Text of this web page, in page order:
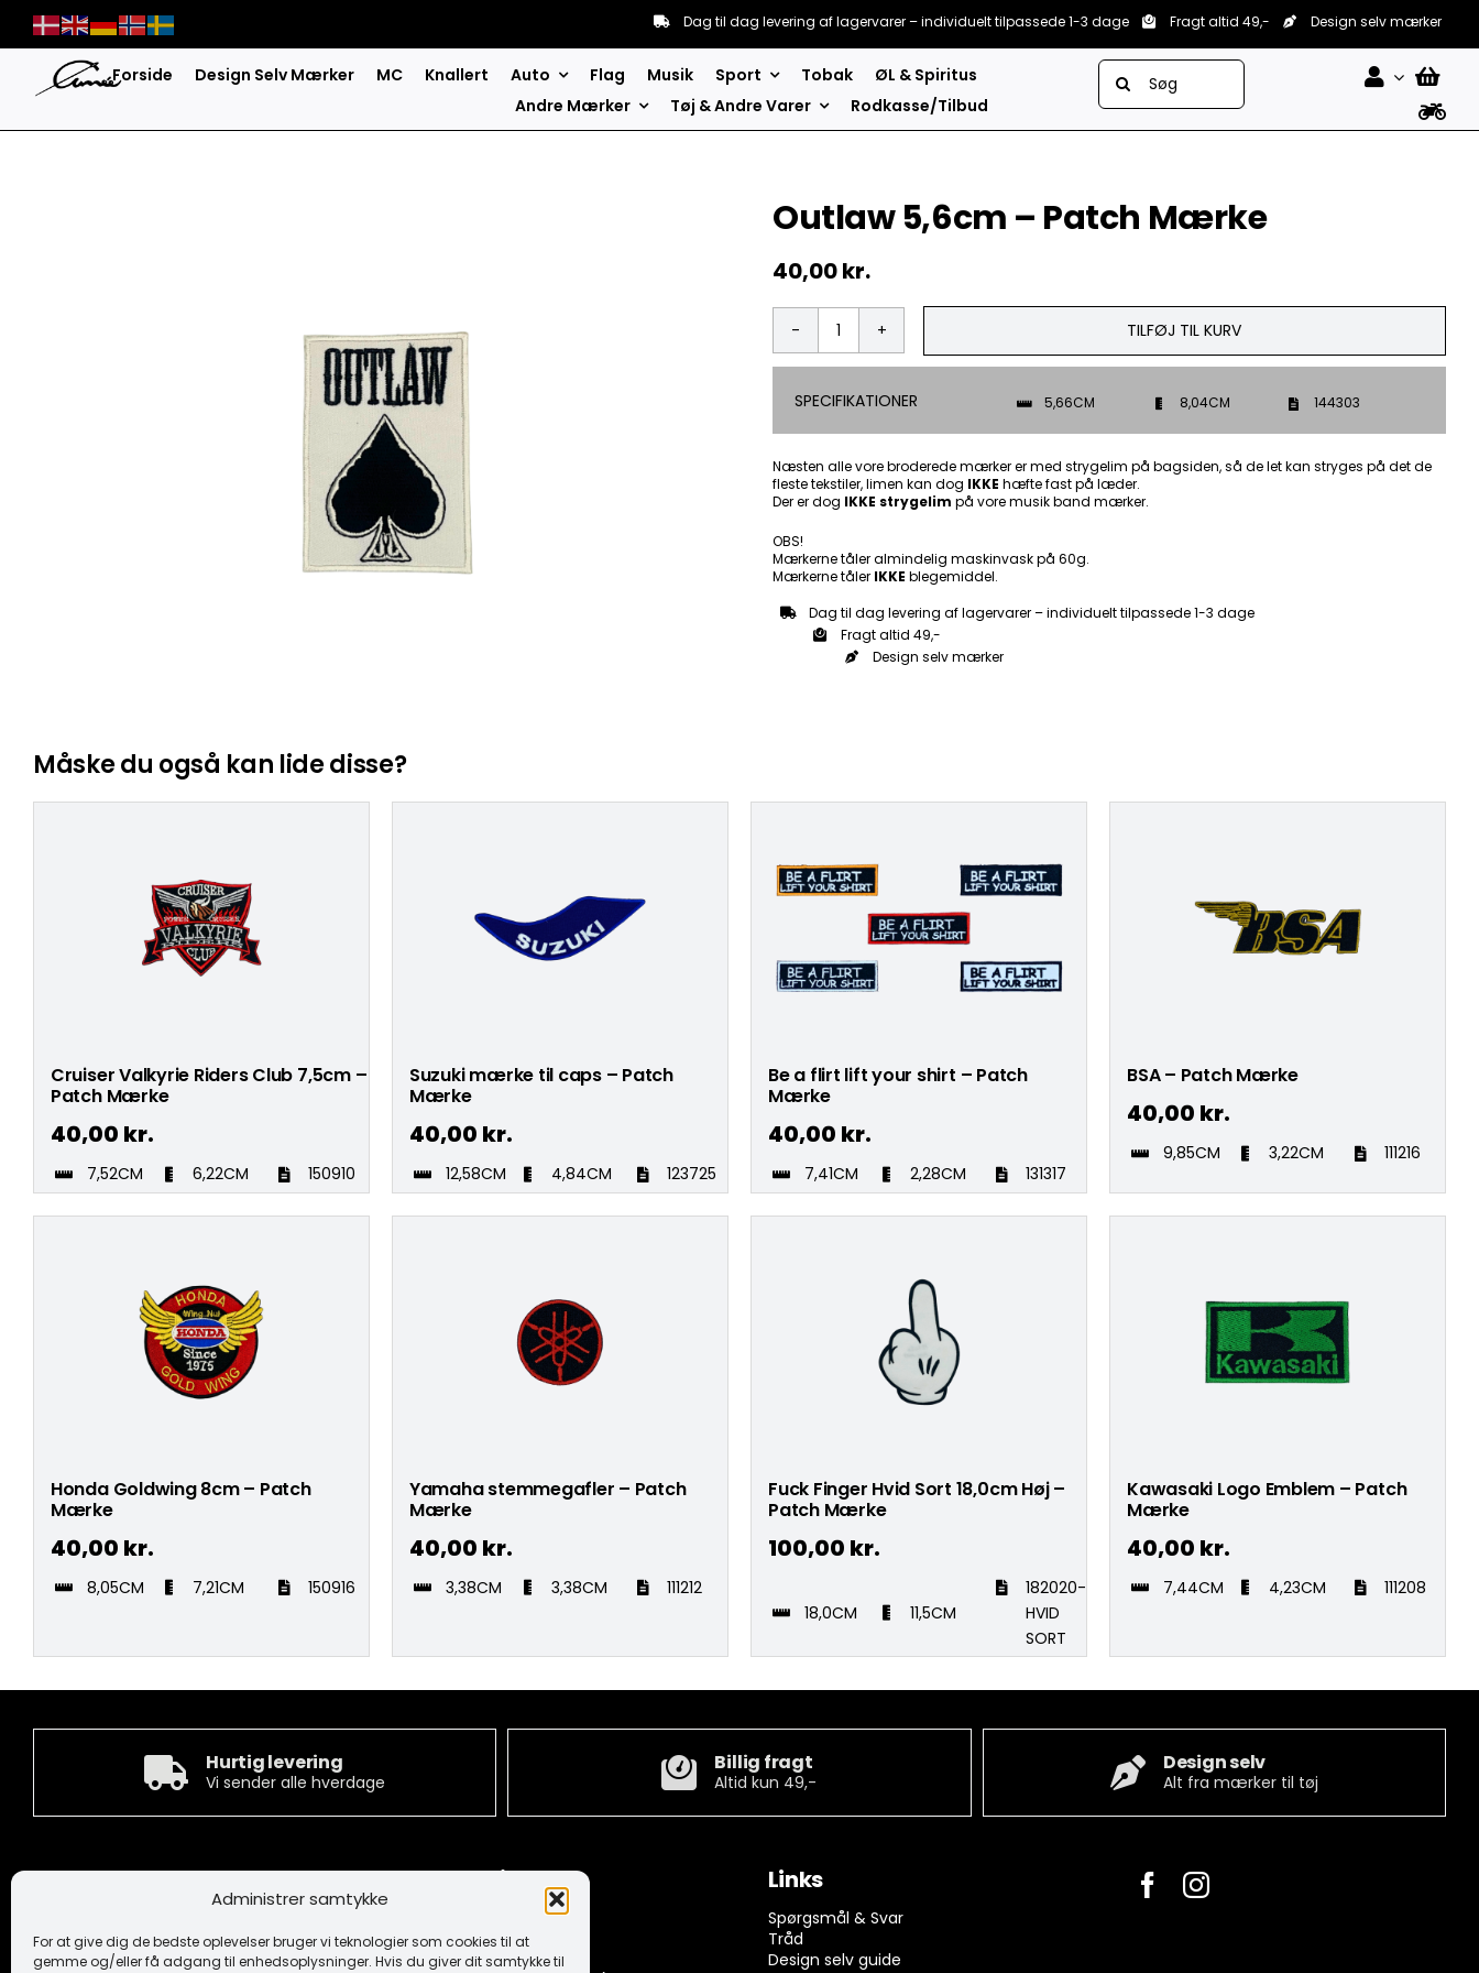
Administrer samtykke
For at give dig de bedste oplevelser bruger vi teknologier som cookies til at
gemme og/eller få adgang til enhedsoplysninger. Hvis du giver dit samtykke til
content
Dag til dag levering af lagervarer – individuelt tilpassede 1-3 dage Fragt altid 49,- Design selv mærker
Forside Design Selv Mærker MC Knallert Auto Flag Musik Sport Tobak
ØL & Spiritus
Andre Mærker
Tøj & Andre Varer Rodkasse/Tilbud
Søg
efter:
Outlaw 5,6cm – Patch Mærke
40,00kr.
Outlaw
5,6cm
Patch
TILFØJ TIL KURV
SPECIFIKATIONER 5,66CM 8,04CM 144303
Næsten alle vore broderede mærker er med strygelim på bagsiden, så de let kan stryges på det de
fleste tekstiler, limen kan dog IKKE hæfte fast på læder.
Der er dog IKKE strygelim på vore musik band mærker.
OBS!
Mærkerne tåler almindelig maskinvask på 60g.
Mærkerne tåler IKKE blegemiddel.
Dag til dag levering af lagervarer – individuelt tilpassede 1-3 dage
Fragt altid 49,-
Design selv mærker
Måske du også kan lide disse?
Cruiser Valkyrie Riders Club 7,5cm –
Patch Mærke
40,00 kr.
7,52CM 6,22CM 150910
Suzuki mærke til caps – Patch
Mærke
40,00 kr.
12,58CM 4,84CM 123725
Be a flirt lift your shirt – Patch
Mærke
40,00 kr.
7,41CM 2,28CM 131317
BSA – Patch Mærke
40,00 kr.
9,85CM 3,22CM 111216
Honda Goldwing 8cm – Patch
Mærke
40,00 kr.
8,05CM 7,21CM 150916
Yamaha stemmegafler – Patch
Mærke
40,00 kr.
3,38CM 3,38CM 111212
Fuck Finger Hvid Sort 18,0cm Høj –
Patch Mærke
100,00 kr.
18,0CM 11,5CM
182020-
HVID
SORT
Kawasaki Logo Emblem – Patch
Mærke
40,00 kr.
7,44CM 4,23CM 111208
Hurtig levering
Vi sender alle hverdage
Billig fragt
Altid kun 49,-
Design selv
Alt fra mærker til tøj
Kontakt
Løhdesvej 6
7442 Engesvang
Information
Handelsbetingelser
Ansvarsfraskrivelse
Cookiepolitik (EU)
Links
Spørgsmål & Svar
Tråd
Design selv guide